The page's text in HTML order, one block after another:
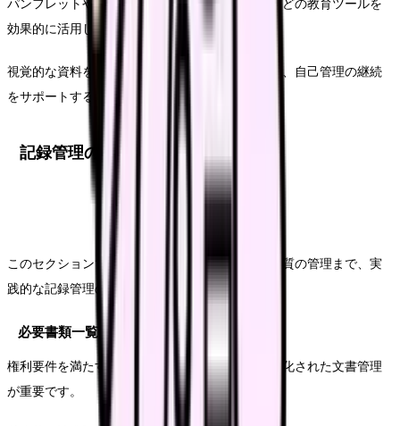
パンフレットや指導用シート、自己管理ノートなどの教育ツールを
効果的に活用します。
視覚的な資料を置くことで、患者の指導を促進し、自己管理の継続
をサポートすることができます。
記録管理の実践
このセクションでは、必要な文書作成から記録の質の管理まで、実
践的な記録管理の方法について解説します。
必要書類一覧と記載例
権利要件を満たす記録を確実に残すために、標準化された文書管理
が重要です。